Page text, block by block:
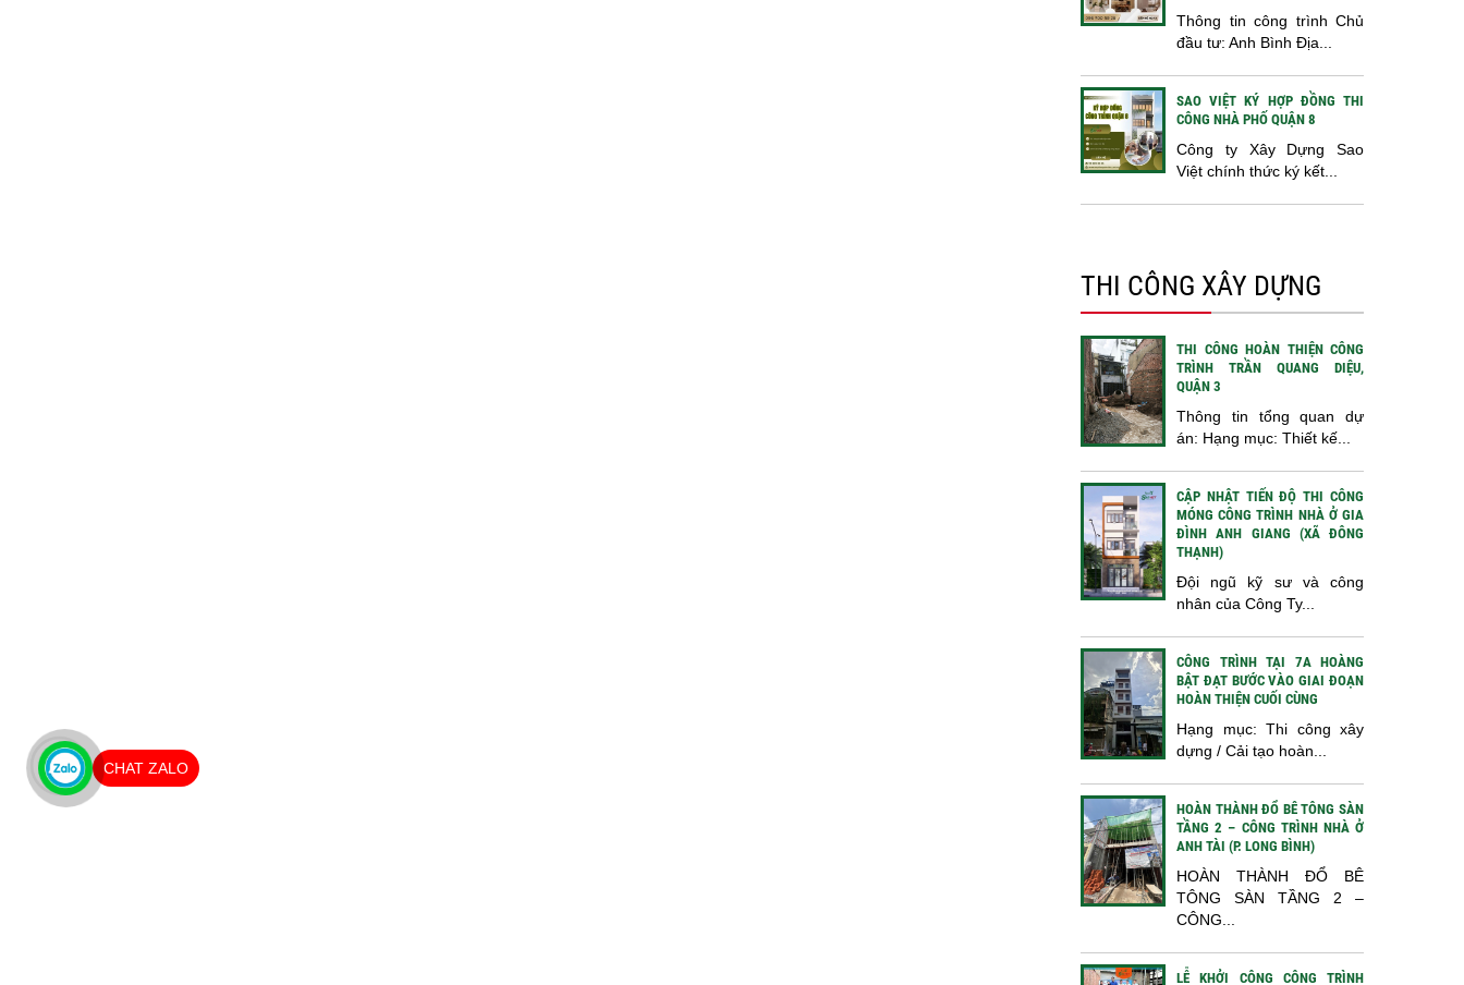
Thông tin công trình Chủ
đầu tư: Anh Bình Địa...
SAO VIỆT KÝ HỢP ĐỒNG THI
CÔNG NHÀ PHỐ QUẬN 8
Công ty Xây Dựng Sao
Việt chính thức ký kết...
THI CÔNG XÂY DỰNG
THI CÔNG HOÀN THIỆN CÔNG
TRÌNH TRẦN QUANG DIỆU,
QUẬN 3
Thông tin tổng quan dự
án: Hạng mục: Thiết kế...
CẬP NHẬT TIẾN ĐỘ THI CÔNG
MÓNG CÔNG TRÌNH NHÀ Ở GIA
ĐÌNH ANH GIANG (XÃ ĐÔNG
THẠNH)
Đội ngũ kỹ sư và công
nhân của Công Ty...
CÔNG TRÌNH TẠI 7A HOÀNG
BẬT ĐẠT BƯỚC VÀO GIAI ĐOẠN
HOÀN THIỆN CUỐI CÙNG
Hạng mục: Thi công xây
dựng / Cải tạo hoàn...
HOÀN THÀNH ĐỔ BÊ TÔNG SÀN
TẦNG 2 – CÔNG TRÌNH NHÀ Ở
ANH TÀI (P. LONG BÌNH)
HOÀN THÀNH ĐỔ BÊ
TÔNG SÀN TẦNG 2 –
CÔNG...
LỄ KHỞI CÔNG CÔNG TRÌNH
CHAT ZALO